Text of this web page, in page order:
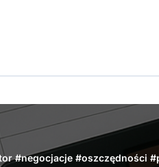
#negocjacje #oszczędności #